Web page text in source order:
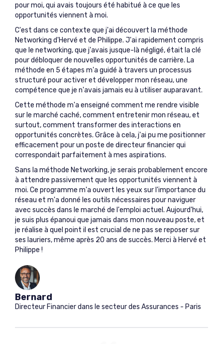
pour moi, qui avais toujours été habitué à ce que les
opportunités viennent à moi.
C'est dans ce contexte que j'ai découvert la méthode
Networking d'Hervé et de Philippe. J'ai rapidement compris
que le networking, que j'avais jusque-là négligé, était la clé
pour débloquer de nouvelles opportunités de carrière. La
méthode en 5 étapes m'a guidé à travers un processus
structuré pour activer et développer mon réseau, une
compétence que je n'avais jamais eu à utiliser auparavant.
Cette méthode m'a enseigné comment me rendre visible
sur le marché caché, comment entretenir mon réseau, et
surtout, comment transformer des interactions en
opportunités concrètes. Grâce à cela, j'ai pu me positionner
efficacement pour un poste de directeur financier qui
correspondait parfaitement à mes aspirations.
Sans la méthode Networking, je serais probablement encore
à attendre passivement que les opportunités viennent à
moi. Ce programme m'a ouvert les yeux sur l'importance du
réseau et m'a donné les outils nécessaires pour naviguer
avec succès dans le marché de l'emploi actuel. Aujourd'hui,
je suis plus épanoui que jamais dans mon nouveau poste, et
je réalise à quel point il est crucial de ne pas se reposer sur
ses lauriers, même après 20 ans de succès. Merci à Hervé et
Philippe !
Bernard
Directeur Financier dans le secteur des Assurances - Paris